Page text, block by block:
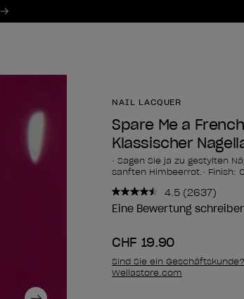
Next
NAIL LACQUER
Spare Me a
Klassischer
• Sagen Sie ja zu gestylten
sanften Himbeerrot.• Finish:
4.5 2637
lesen..
Seite.
(2637)
Eine Bewertung
CHF 19.90
Sind Sie ein
Wellastore.com